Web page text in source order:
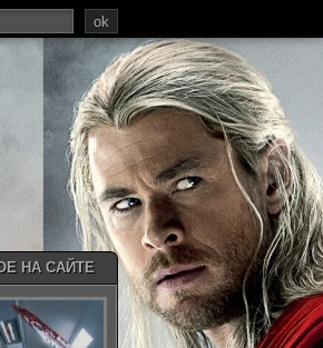
ok
НА САЙТЕ